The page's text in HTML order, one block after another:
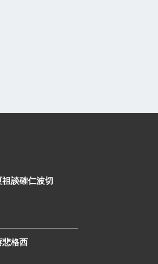
談確仁波切
悲格西